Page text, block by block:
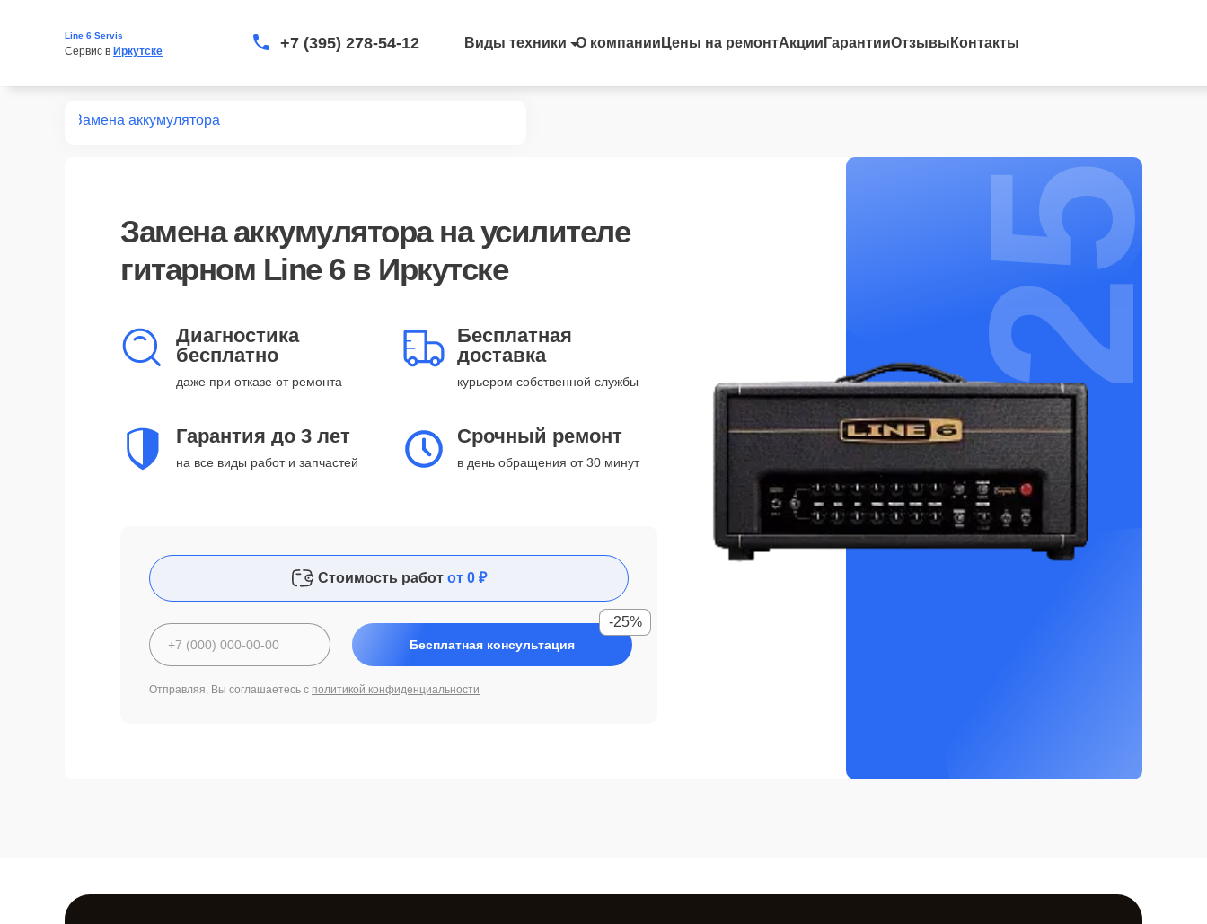
Line 6 Servis
Сервис в Иркутске +7 (395) 278-54-12 Виды техники О компании Цены на ремонтАкции ГарантииОтзывы Контакты
Замена аккумулятора
Замена аккумуляторана усилителе
гитарном Line 6 в Иркутске
Диагностика
бесплатно
даже при отказе от ремонта
Бесплатная
доставка
курьером собственной службы
Гарантия до 3 лет
на все виды работ и запчастей
Срочный ремонт
в день обращения от 30 минут
Стоимость работ от 0 ₽
Бесплатная консультация
-25%
Отправляя, Вы соглашаетесь с политикой конфиденциальности
25%